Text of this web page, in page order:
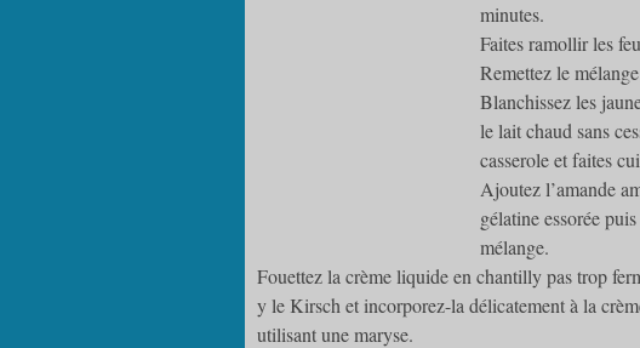
minutes.
Faites ramollir les
Remettez le
Blanchissez les
le lait chaud sans
casserole et faites
Ajoutez l’amande
gélatine essorée
mélange.
Fouettez la crème liquide en chantilly pas trop
y le Kirsch et incorporez-la délicatement à la
utilisant une maryse.